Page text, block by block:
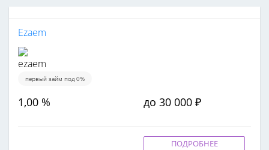
Ezaem
первый займ под 0%
1,00 % до 30 000 ₽
ПОДРОБНЕЕ